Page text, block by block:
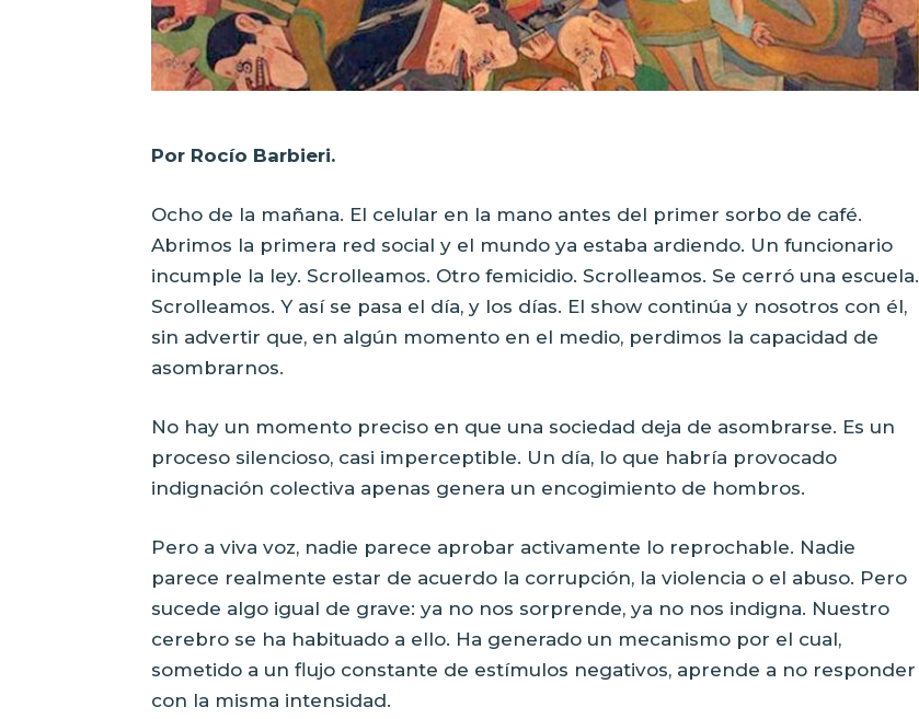
Por Rocío Barbieri.
Ocho de la mañana. El celular en la mano antes del primer sorbo de café.
Abrimos la primera red social y el mundo ya estaba ardiendo. Un funcionario
incumple la ley. Scrolleamos. Otro femicidio. Scrolleamos. Se cerró una escuela.
Scrolleamos. Y así se pasa el día, y los días. El show continúa y nosotros con él,
sin advertir que, en algún momento en el medio, perdimos la capacidad de
asombrarnos.
No hay un momento preciso en que una sociedad deja de asombrarse. Es un
proceso silencioso, casi imperceptible. Un día, lo que habría provocado
indignación colectiva apenas genera un encogimiento de hombros.
Pero a viva voz, nadie parece aprobar activamente lo reprochable. Nadie
parece realmente estar de acuerdo la corrupción, la violencia o el abuso. Pero
sucede algo igual de grave: ya no nos sorprende, ya no nos indigna. Nuestro
cerebro se ha habituado a ello. Ha generado un mecanismo por el cual,
sometido a un flujo constante de estímulos negativos, aprende a no responder
con la misma intensidad.